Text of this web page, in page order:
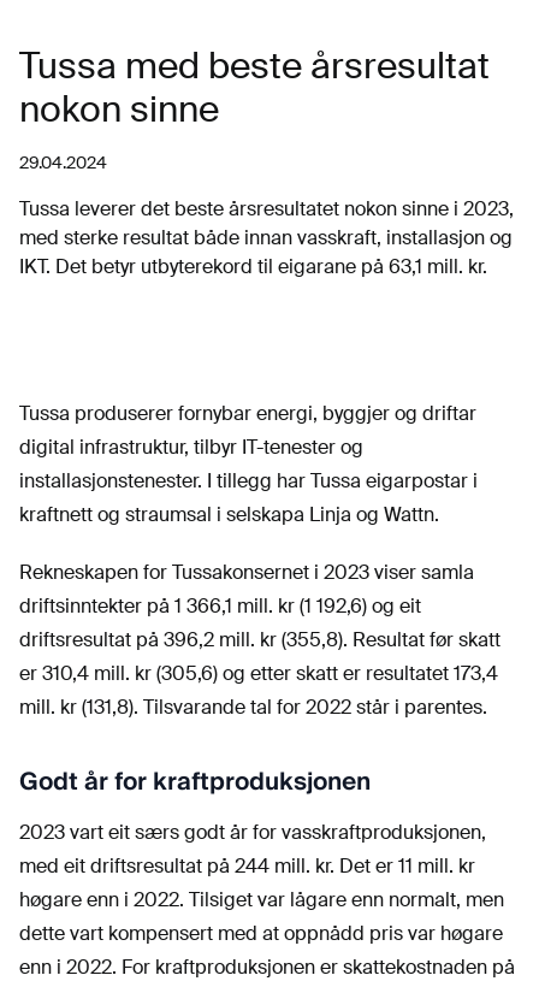
Tussa med beste årsresultat
nokon sinne
29.04.2024
Tussa leverer det beste årsresultatet nokon sinne i 2023,
med sterke resultat både innan vasskraft, installasjon og
IKT. Det betyr utbyterekord til eigarane på 63,1 mill. kr.
Tussa produserer fornybar energi, byggjer og driftar
digital infrastruktur, tilbyr IT-tenester og
installasjonstenester. I tillegg har Tussa eigarpostar i
kraftnett og straumsal i selskapa Linja og Wattn.
Rekneskapen for Tussakonsernet i 2023 viser samla
driftsinntekter på 1 366,1 mill. kr (1 192,6) og eit
driftsresultat på 396,2 mill. kr (355,8). Resultat før skatt
er 310,4 mill. kr (305,6) og etter skatt er resultatet 173,4
mill. kr (131,8). Tilsvarande tal for 2022 står i parentes.
Godt år for kraftproduksjonen
2023 vart eit særs godt år for vasskraftproduksjonen,
med eit driftsresultat på 244 mill. kr. Det er 11 mill. kr
høgare enn i 2022. Tilsiget var lågare enn normalt, men
dette vart kompensert med at oppnådd pris var høgare
enn i 2022. For kraftproduksjonen er skattekostnaden på